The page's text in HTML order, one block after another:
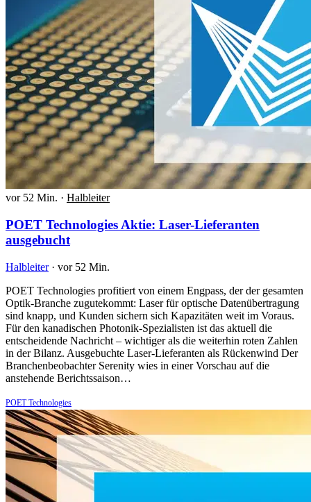
vor 52 Min. · Halbleiter
POET Technologies Aktie: Laser-Lieferanten
ausgebucht
Halbleiter · vor 52 Min.
POET Technologies profitiert von einem Engpass, der der gesamten
Optik-Branche zugutekommt: Laser für optische Datenübertragung
sind knapp, und Kunden sichern sich Kapazitäten weit im Voraus.
Für den kanadischen Photonik-Spezialisten ist das aktuell die
entscheidende Nachricht – wichtiger als die weiterhin roten Zahlen
in der Bilanz. Ausgebuchte Laser-Lieferanten als Rückenwind Der
Branchenbeobachter Serenity wies in einer Vorschau auf die
anstehende Berichtssaison…
POET Technologies